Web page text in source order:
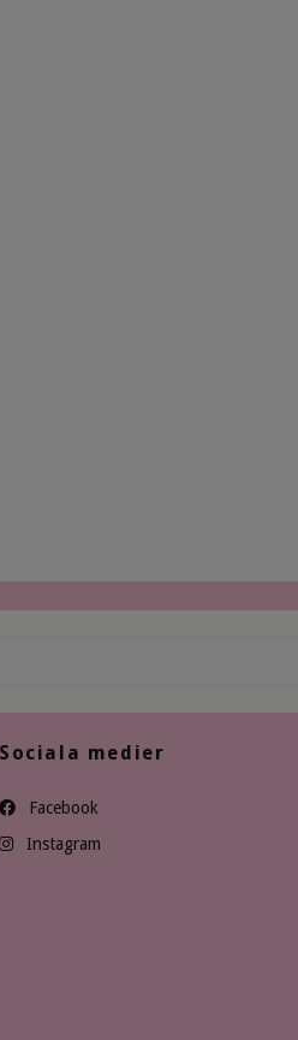
Sociala medier
Facebook
Instagram